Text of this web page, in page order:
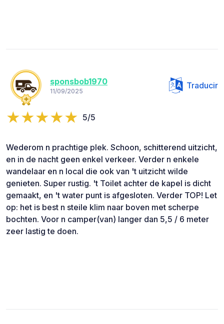
sponsbob1970
11/09/2025
Traducir
5/5
Wederom n prachtige plek. Schoon, schitterend uitzicht,
en in de nacht geen enkel verkeer. Verder n enkele
wandelaar en n local die ook van 't uitzicht wilde
genieten. Super rustig. 't Toilet achter de kapel is dicht
gemaakt, en 't water punt is afgesloten. Verder TOP! Let
op: het is best n steile klim naar boven met scherpe
bochten. Voor n camper(van) langer dan 5,5 / 6 meter
zeer lastig te doen.